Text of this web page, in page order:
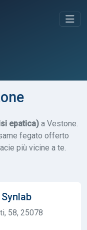
epatica) a Vestone.
fegato offerto
più vicine a te.
58, 25078